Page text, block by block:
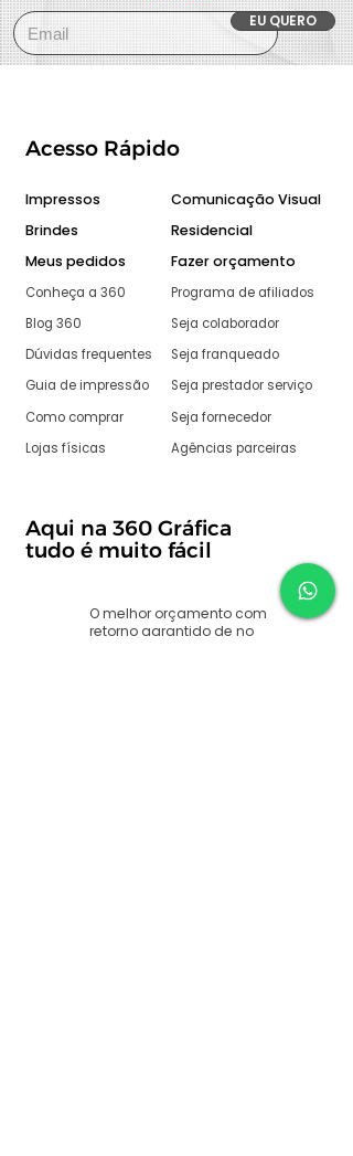
EU QUERO
Acesso Rápido
Impressos
Brindes
Meus pedidos
Conheça a 360
Blog 360
Dúvidas frequentes
Guia de impressão
Como comprar
Lojas físicas
Comunicação Visual
Residencial
Fazer orçamento
Programa de afiliados
Seja colaborador
Seja franqueado
Seja prestador serviço
Seja fornecedor
Agências parceiras
Aqui na 360 Gráfica
tudo é muito fácil
O melhor orçamento com
retorno garantido de no